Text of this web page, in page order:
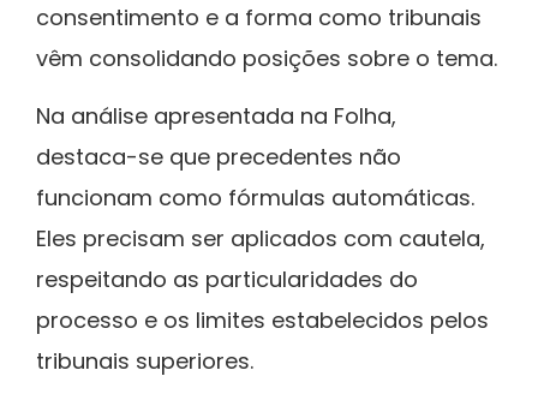
consentimento e a forma como tribunais
vêm consolidando posições sobre o tema.
Na análise apresentada na Folha,
destaca-se que precedentes não
funcionam como fórmulas automáticas.
Eles precisam ser aplicados com cautela,
respeitando as particularidades do
processo e os limites estabelecidos pelos
tribunais superiores.